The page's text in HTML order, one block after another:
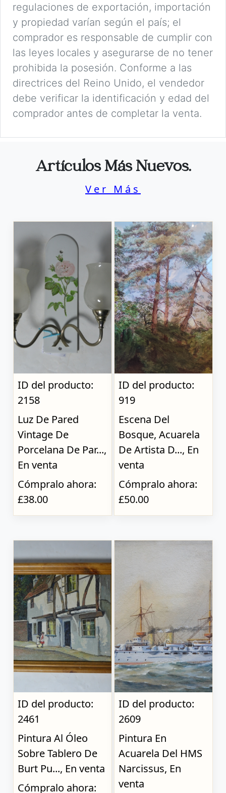
regulaciones de exportación, importación
y propiedad varían según el país; el
comprador es responsable de cumplir con
las leyes locales y asegurarse de no tener
prohibida la posesión. Conforme a las
directrices del Reino Unido, el vendedor
debe verificar la identificación y edad del
comprador antes de completar la venta.
Artículos Más Nuevos.
Ver Más
ID del producto:
2158
Luz De Pared
Vintage De
Porcelana De Par...,
En venta
Cómpralo ahora:
£38.00
ID del producto:
919
Escena Del
Bosque, Acuarela
De Artista D..., En
venta
Cómpralo ahora:
£50.00
ID del producto:
2461
Pintura Al Óleo
Sobre Tablero De
Burt Pu..., En venta
Cómpralo ahora:
ID del producto:
2609
Pintura En
Acuarela Del HMS
Narcissus, En
venta